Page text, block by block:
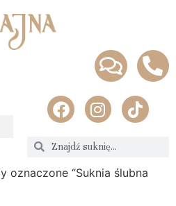
oznaczone “Suknia ślubna